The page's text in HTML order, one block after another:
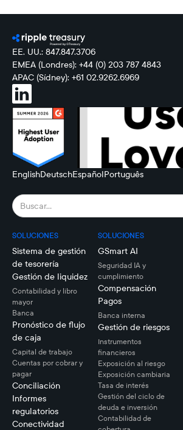
EE. UU.: 847.847.3706
EMEA (Londres): +44 (0) 203 787 4843
APAC (Sídney): +61 02.9262.6969
EnglishDeutschEspañolPortuguês
SOLUCIONES
Sistema de gestión
de tesorería
Gestión de liquidez
Contabilidad y libro
mayor
Banca
Pronóstico de flujo
de caja
Capital de trabajo
Cuentas por cobrar y
pagar
Conciliación
Informes
regulatorios
Conectividad
SOLUCIONES
GSmart AI
Seguridad IA y
cumplimiento
Compensación
Pagos
Banca interna
Gestión de riesgos
Instrumentos
financieros
Exposición al riesgo
Exposición cambiaria
Tasa de interés
Gestión del ciclo de
deuda e inversión
Contabilidad de